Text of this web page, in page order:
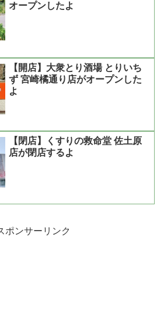
オープンしたよ
【開店】大衆とり酒場 とりいち
ず 宮崎橘通り店がオープンした
よ
【閉店】くすりの救命堂 佐土原
店が閉店するよ
ポンサーリンク